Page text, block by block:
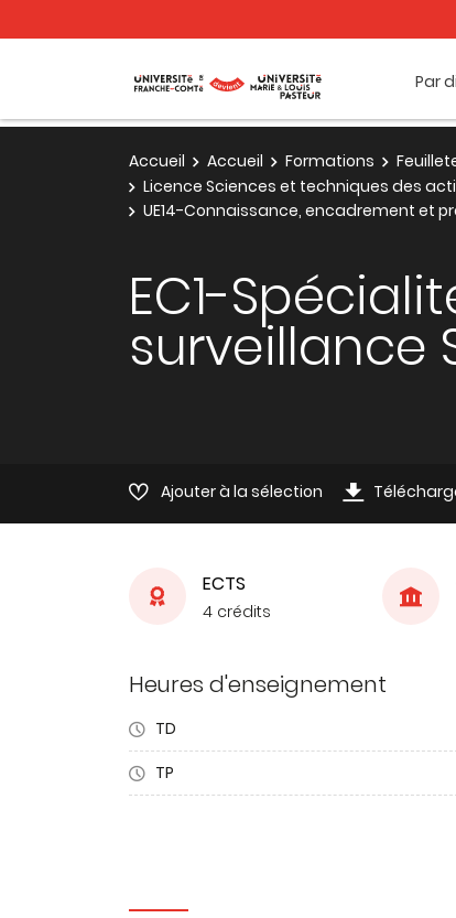
Par
Accueil Accueil Formations
Licence Sciences et techniques des
UE14-Connaissance, encadrement et
EC1-
surveillance
Ajouter à la sélection
ECTS
4 crédits
Heures d'enseignement
TD
TP